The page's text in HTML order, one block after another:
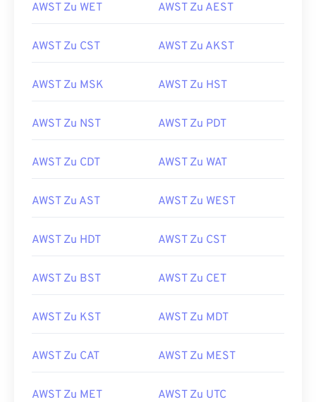
AWST Zu WET AWST Zu AEST
AWST Zu CST AWST Zu AKST
AWST Zu MSK AWST Zu HST
AWST Zu NST AWST Zu PDT
AWST Zu CDT AWST Zu WAT
AWST Zu AST AWST Zu WEST
AWST Zu HDT AWST Zu CST
AWST Zu BST AWST Zu CET
AWST Zu KST AWST Zu MDT
AWST Zu CAT AWST Zu MEST
AWST Zu MET AWST Zu UTC